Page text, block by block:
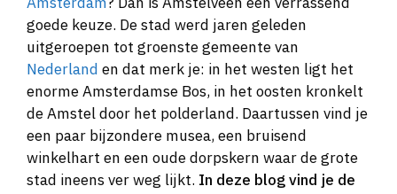
goede keuze. De stad werd jaren geleden
uitgeroepen tot groenste gemeente van
Nederland en dat merk je: in het westen ligt het
enorme Amsterdamse Bos, in het oosten kronkelt
de Amstel door het polderland. Daartussen vind je
een paar bijzondere musea, een bruisend
winkelhart en een oude dorpskern waar de grote
stad ineens ver weg lijkt. In deze blog vind je de